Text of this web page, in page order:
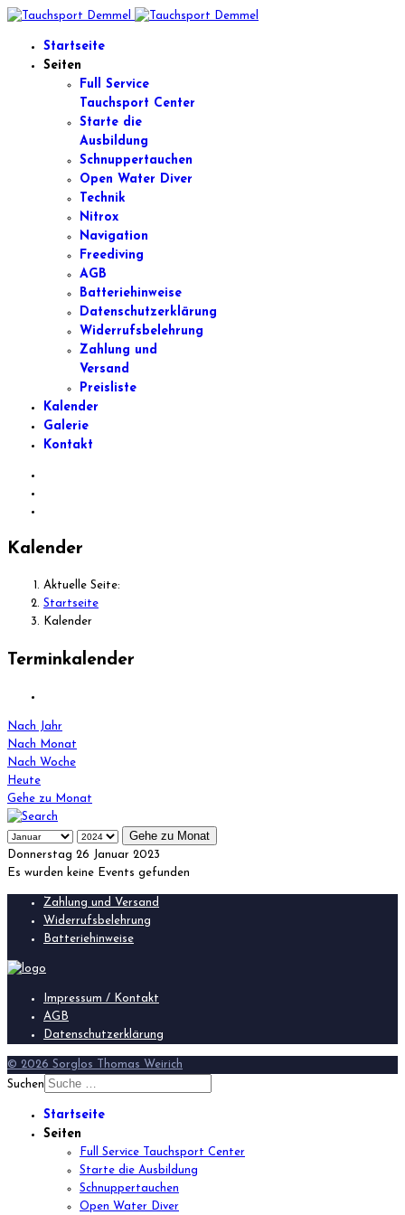
Startseite
Seiten
Full Service
Tauchsport Center
Starte die
Ausbildung
Schnuppertauchen
Open Water Diver
Technik
Nitrox
Navigation
Freediving
AGB
Batteriehinweise
Datenschutzerklärung
Widerrufsbelehrung
Zahlung und
Versand
Preisliste
Kalender
Galerie
Kontakt
Kalender
Aktuelle Seite:
Startseite
Kalender
Terminkalender
Nach Jahr
Nach Monat
Nach Woche
Heute
Gehe zu Monat
Gehe zu Monat
Donnerstag 26 Januar 2023
Es wurden keine Events gefunden
Zahlung und Versand
Widerrufsbelehrung
Batteriehinweise
Impressum / Kontakt
AGB
Datenschutzerklärung
© 2026 Sorglos Thomas Weirich
Suchen
Startseite
Seiten
Full Service Tauchsport Center
Starte die Ausbildung
Schnuppertauchen
Open Water Diver